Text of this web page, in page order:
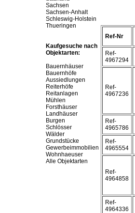
Sachsen
Sachsen-Anhalt
Schleswig-Holstein
Thueringen
Kaufgesuche nach
Objektarten:
Bauernhäuser
Bauernhöfe
Aussiedlungen
Reiterhöfe
Reitanlagen
Mühlen
Forsthäuser
Landhäuser
Burgen
Schlösser
Wälder
Grundstücke
Gewerbeimmobilien
Wohnhaeuser
Alle Objektarten
Ref-Nr
Ref-
4967294
Ref-
4967236
Ref-
4965786
Ref-
4965554
Ref-
4964858
Ref-
4964336